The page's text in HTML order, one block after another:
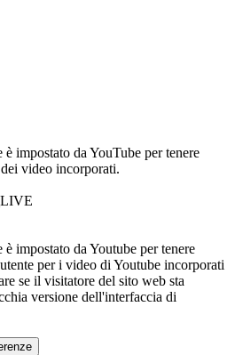
è impostato da YouTube per tenere
video incorporati.
è impostato da Youtube per tenere
per i video di Youtube incorporati
se il visitatore del sito web sta
versione dell'interfaccia di